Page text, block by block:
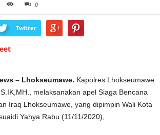
0
Twitter
– Lhokseumawe. Kapolres Lhokseumawe
melaksanakan apel Siaga Bencana
Iraq Lhokseumawe, yang dipimpin Wali Kota
Yahya Rabu (11/11/2020),